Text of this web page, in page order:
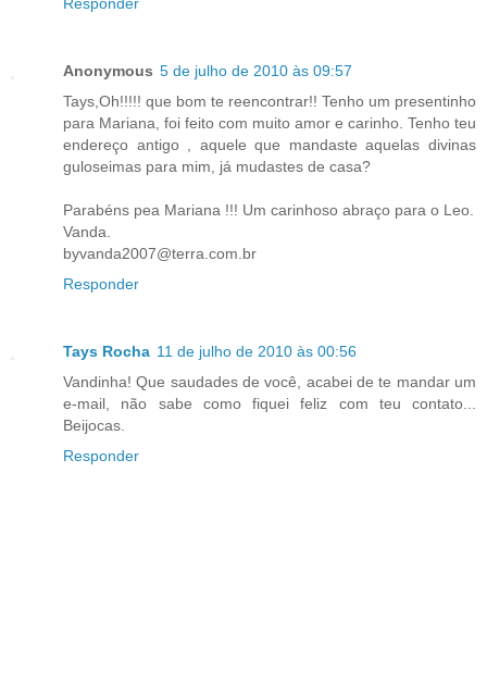
Anonymous 5 de julho de 2010 às 09:57
Tays,Oh!!!!! que bom te reencontrar!! Tenho um presentinho
para Mariana, foi feito com muito amor e carinho. Tenho teu
endereço antigo , aquele que mandaste aquelas divinas
guloseimas para mim, já mudastes de casa?
Parabéns pea Mariana !!! Um carinhoso abraço para o Leo.
Vanda.
byvanda2007@terra.com.br
Responder
Tays Rocha 11 de julho de 2010 às 00:56
Vandinha! Que saudades de você, acabei de te mandar um
e-mail, não sabe como fiquei feliz com teu contato...
Beijocas.
Responder